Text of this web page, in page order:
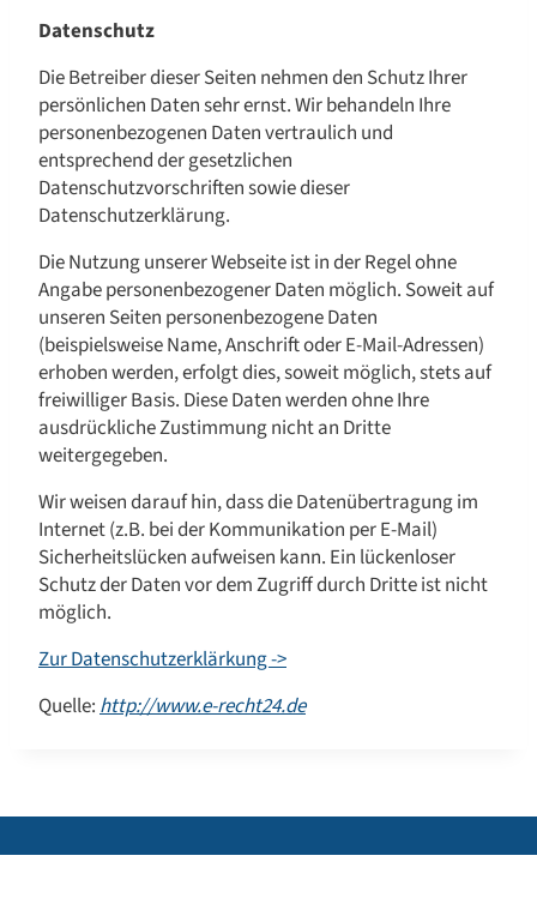
Datenschutz
Die Betreiber dieser Seiten nehmen den Schutz Ihrer
persönlichen Daten sehr ernst. Wir behandeln Ihre
personenbezogenen Daten vertraulich und
entsprechend der gesetzlichen
Datenschutzvorschriften sowie dieser
Datenschutzerklärung.
Die Nutzung unserer Webseite ist in der Regel ohne
Angabe personenbezogener Daten möglich. Soweit auf
unseren Seiten personenbezogene Daten
(beispielsweise Name, Anschrift oder E-Mail-Adressen)
erhoben werden, erfolgt dies, soweit möglich, stets auf
freiwilliger Basis. Diese Daten werden ohne Ihre
ausdrückliche Zustimmung nicht an Dritte
weitergegeben.
Wir weisen darauf hin, dass die Datenübertragung im
Internet (z.B. bei der Kommunikation per E-Mail)
Sicherheitslücken aufweisen kann. Ein lückenloser
Schutz der Daten vor dem Zugriff durch Dritte ist nicht
möglich.
Zur Datenschutzerklärkung ->
Quelle:http://www.e-recht24.de